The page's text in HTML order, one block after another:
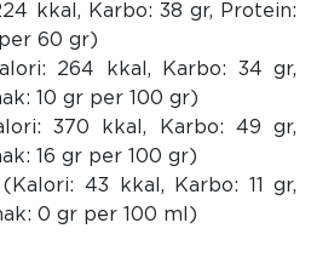
kkal, Karbo: 38 gr, Protein:
60 gr)
264 kkal, Karbo: 34 gr,
10 gr per 100 gr)
370 kkal, Karbo: 49 gr,
16 gr per 100 gr)
43 kkal, Karbo: 11 gr,
0 gr per 100 ml)